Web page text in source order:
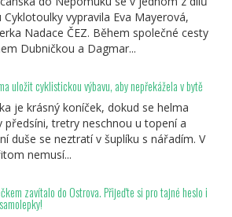
vypravila Eva Mayerová,
Nadace ČEZ. Během společné cesty
Dubničkou a Dagmar...
uložit cyklistickou výbavu, aby nepřekážela v bytě
je krásný koníček, dokud se helma
předsíni, tretry neschnou u topení a
duše se neztratí v šuplíku s nářadím. V
nemusí...
zavítalo do Ostrova. Přijeďte si pro tajné heslo i